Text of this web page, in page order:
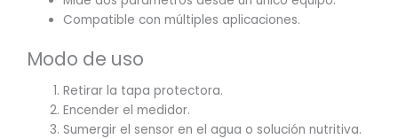
Compatible con múltiples aplicaciones.
Modo de uso
Retirar la tapa protectora.
Encender el medidor.
Sumergir el sensor en el agua o solución nutritiva.